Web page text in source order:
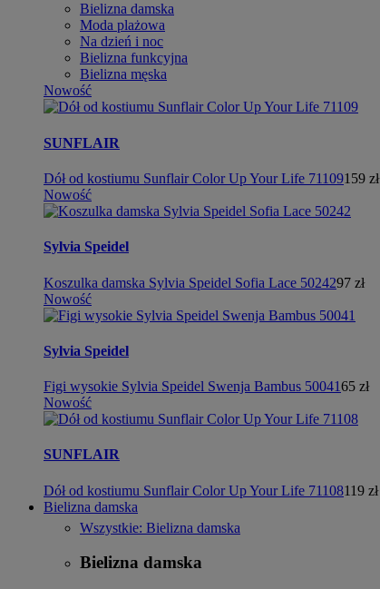
Bielizna damska
Moda plażowa
Na dzień i noc
Bielizna funkcyjna
Bielizna męska
Nowość
SUNFLAIR
Dół od kostiumu Sunflair Color Up Your Life 71109159 zł
Nowość
Sylvia Speidel
Koszulka damska Sylvia Speidel Sofia Lace 5024297 zł
Nowość
Sylvia Speidel
Figi wysokie Sylvia Speidel Swenja Bambus 5004165 zł
Nowość
SUNFLAIR
Dół od kostiumu Sunflair Color Up Your Life 71108119 zł
Bielizna damska
Wszystkie: Bielizna damska
Bielizna damska